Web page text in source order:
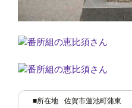
■所在地
佐賀市蓮池町蒲東